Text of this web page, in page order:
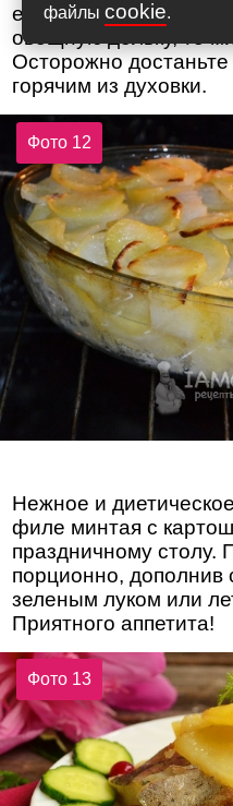
файлы cookie.
если ножик с
овощную дольку, то
Осторожно
горячим из духовки.
Фото 12
Нежное и
филе минтая с
праздничному столу.
порционно, дополнив
зеленым луком или
Приятного аппетита!
Фото 13